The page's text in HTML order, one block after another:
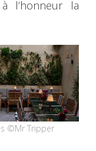
l’honneur la
©Mr Tripper